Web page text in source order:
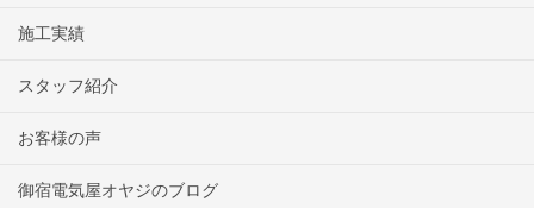
施工実績
スタッフ紹介
お客様の声
御宿電気屋オヤジのブログ